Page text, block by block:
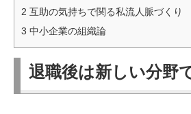
2 互助の気持ちで関る私流人脈づくり
3 中小企業の組織論
退職後は新しい分野